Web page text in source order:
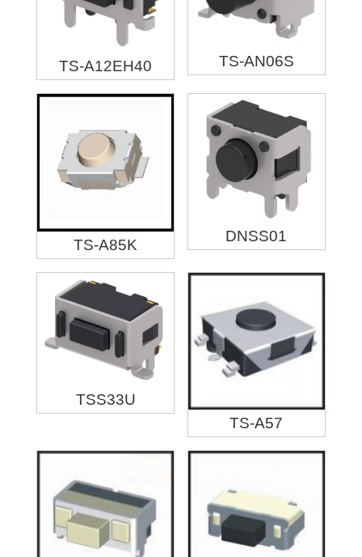
TS-A12EH40 TS-AN06S
TS-A85K
DNSS01
TSS33U
TS-A57